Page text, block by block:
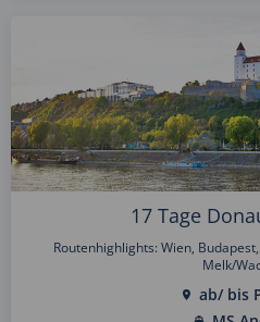
17 Tage
Routenhighlights: Wien,
Melk/
ab/ bis